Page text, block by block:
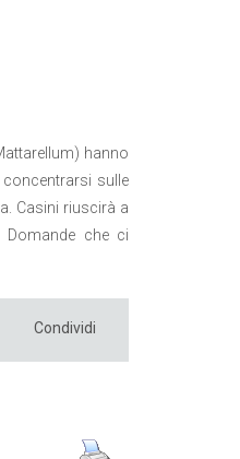
hanno
sulle
Casini riuscirà a
Domande che ci
Condividi